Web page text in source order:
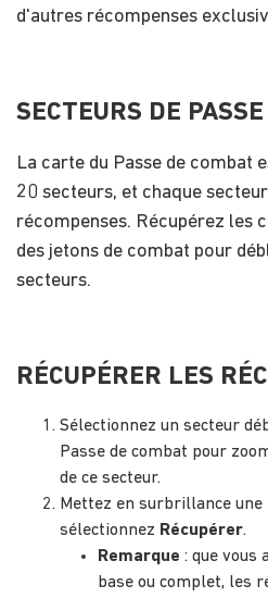
d'autres récompenses
SECTEURS DE
La carte du Passe de combat
20 secteurs, et chaque
récompenses. Récupérez les
des jetons de combat pour
secteurs.
RÉCUPÉRER LES
Sélectionnez un secteur
Passe de combat pour
de ce secteur.
Mettez en surbrillance une
sélectionnez Récupérer.
Remarque : que vous
base ou complet, les